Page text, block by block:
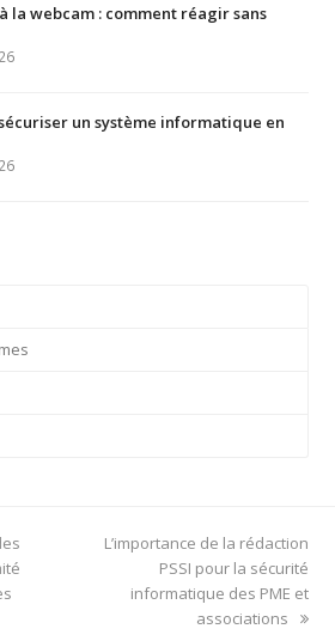
la webcam : comment réagir sans
un système informatique en
next
L’importance de la rédaction
PSSI pour la sécurité
informatique des PME et
associations